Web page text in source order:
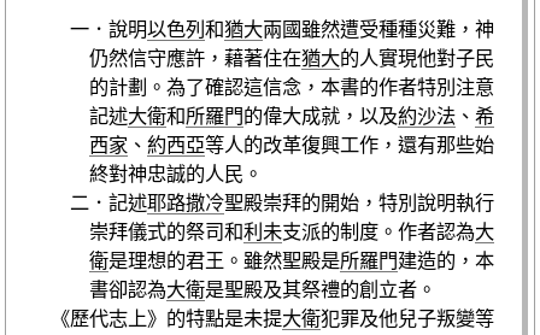
一．說明以色列 和猶大兩國雖然遭受種種災難，神
仍然信守應許，藉著住在猶大的人實現他對子民
的計劃。為了確認這信念，本書的作者特別注意
記述大衛和所羅門的偉大成就，以及約沙法 、希
西家 、約西亞等人的改革復興工作，還有那些始
終對神忠誠的人民。
二．記述耶路撒冷聖殿崇拜的開始，特別說明執行
崇拜儀式的祭司和利未支派的制度。作者認為大
衛是理想的君王。雖然聖殿是所羅門建造的，本
書卻認為大衛是聖殿及其祭禮的創立者。
《歷代志上》 的特點是未提大衛犯罪及他兒子叛變等